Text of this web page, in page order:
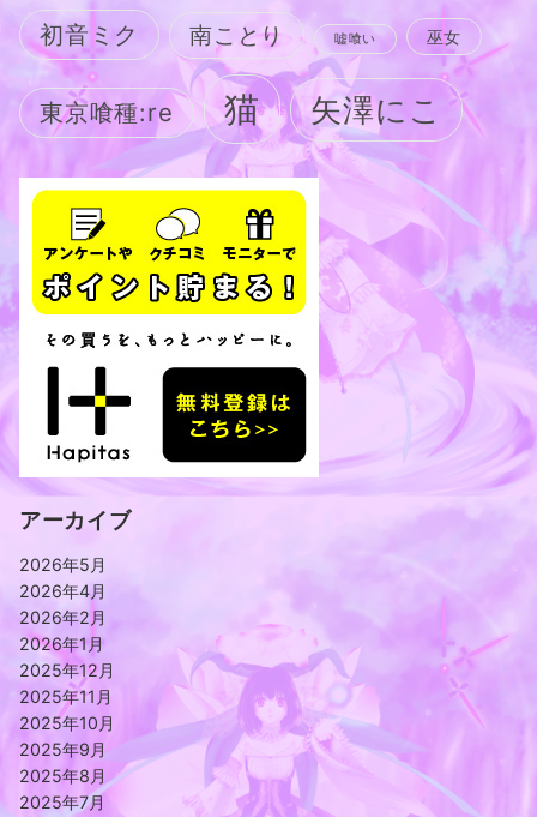
初音ミク 南ことり 嘘喰い 巫女
東京喰種:re 猫 矢澤にこ
アーカイブ
2026年5月
2026年4月
2026年2月
2026年1月
2025年12月
2025年11月
2025年10月
2025年9月
2025年8月
2025年7月